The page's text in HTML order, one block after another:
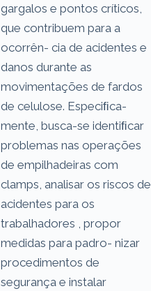
gargalos e pontos críticos,
que contribuem para a
ocorrên- cia de acidentes e
danos durante as
movimentações de fardos
de celulose. Especiﬁca-
mente, busca-se identiﬁcar
problemas nas operações
de empilhadeiras com
clamps, analisar os riscos de
acidentes para os
trabalhadores , propor
medidas para padro- nizar
procedimentos de
segurança e instalar